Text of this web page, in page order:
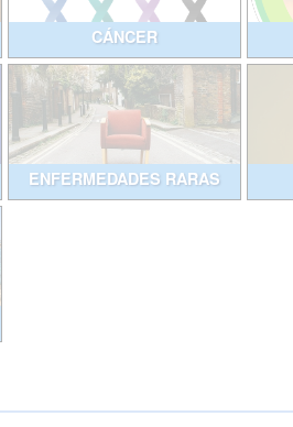
CÁNCER
ENFERMEDADES RARAS